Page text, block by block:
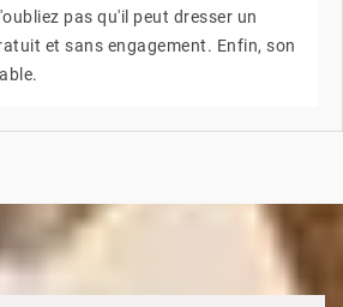
pas qu'il peut dresser un
et sans engagement. Enfin, son